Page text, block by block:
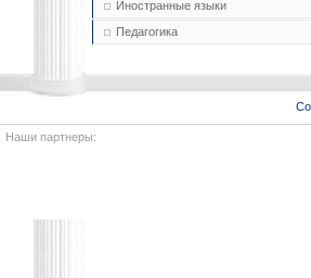
Иностранные языки
Педагогика
Наши партнеры: